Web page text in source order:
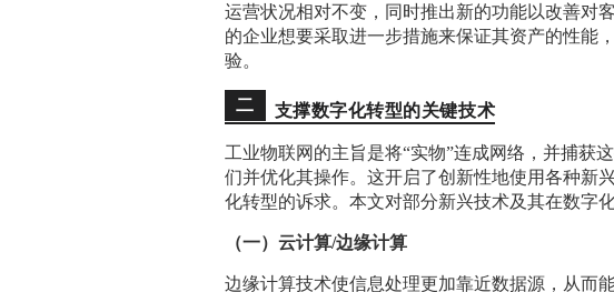
运营状况相对不变，同时推出新的功能以改善对
的企业想要采取进一步措施来保证其资产的性能
验。
二 支撑数字化转型的关键技术
工业物联网的主旨是将“实物”连成网络，并捕获
们并优化其操作。这开启了创新性地使用各种新
化转型的诉求。本文对部分新兴技术及其在数字
（一）云计算/边缘计算
边缘计算技术使信息处理更加靠近数据源，从而